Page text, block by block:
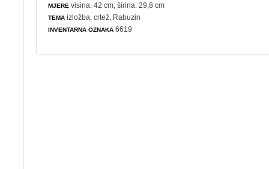
MJERE visina: 42 cm; širina: 29,8 cm
TEMA izložba ,crtež , Rabuzin
INVENTARNA OZNAKA 6619